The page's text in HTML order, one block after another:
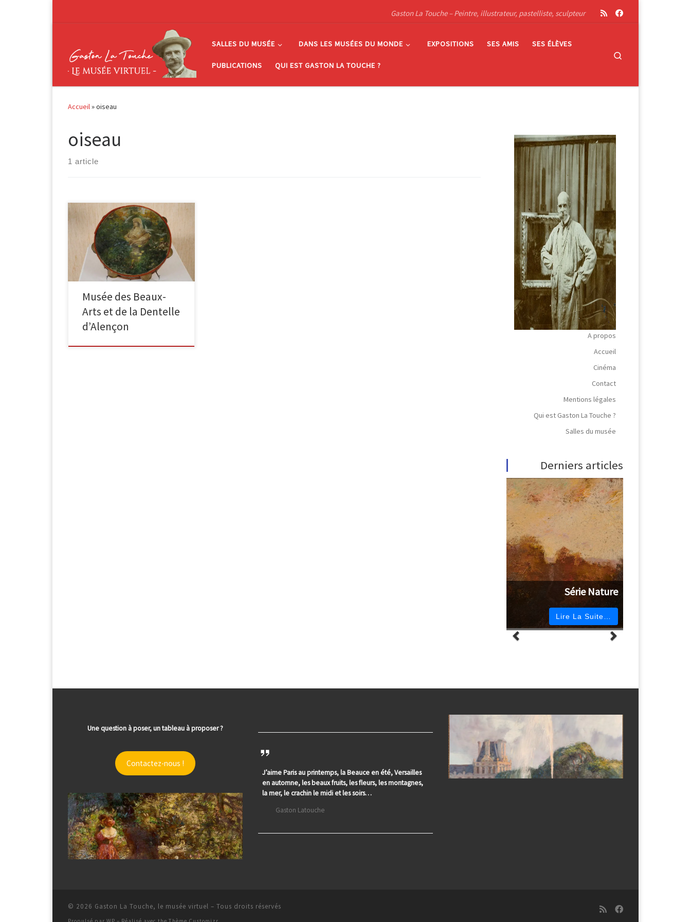
Gaston La Touche – Peintre, illustrateur, pastelliste, sculpteur
SALLES DU MUSÉE DANS LES MUSÉES DU MONDE EXPOSITIONS SES AMIS SES ÉLÈVES
PUBLICATIONS QUI EST GASTON LA TOUCHE ?
Accueil»oiseau
oiseau
1 article
La légende du point d’Argentan
Huile sur toile 1885, signé en bas à
gauche, 130 x 162 cm La Vierge […]
Musée des Beaux-
Arts et de la Dentelle
d’Alençon
A propos
Accueil
Cinéma
Contact
Mentions légales
Qui est Gaston La Touche ?
Salles du musée
Derniers articles
Série Nature
Lire La Suite…
Une question à poser, un tableau à proposer ?
Contactez-nous !
J’aime Paris au printemps, la Beauce en été, Versailles
en automne, les beaux fruits, les fleurs, les montagnes,
la mer, le crachin le midi et les soirs…
Gaston Latouche
© 2026 Gaston La Touche, le musée virtuel – Tous droits réservés